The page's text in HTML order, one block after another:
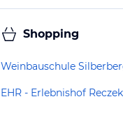
Shopping
Weinbauschule
EHR - Erlebnishof Reczek